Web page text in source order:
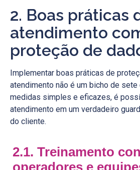
2. Boas práticas
atendimento
proteção de
Implementar boas práticas de
atendimento não é um bicho de sete
medidas simples e eficazes, é
atendimento em um verdadeiro
do cliente.
2.1. Treinamento
operadores e